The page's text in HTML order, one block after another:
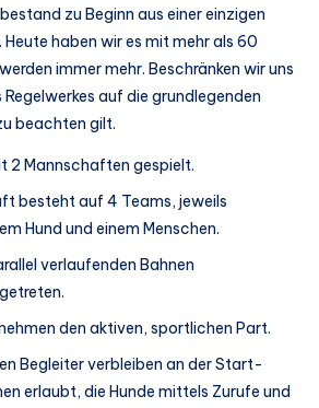
zu Beginn aus einer einzigen
Heute haben wir es mit mehr als 60
immer mehr. Beschränken wir uns
auf die grundlegenden
beachten gilt.
2 Mannschaften gespielt.
besteht auf 4 Teams, jeweils
Hund und einem Menschen.
verlaufenden Bahnen
den aktiven, sportlichen Part.
Begleiter verbleiben an der Start-
erlaubt, die Hunde mittels Zurufe und